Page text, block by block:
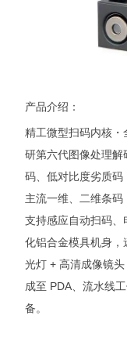
产品介绍：
精工微型扫码内核・
研第六代图像处理
码、低对比度劣质
主流一维、二维条码
支持感应自动扫码
化铝合金模具机身
光灯 + 高清成像镜
成至 PDA、流水线
备。